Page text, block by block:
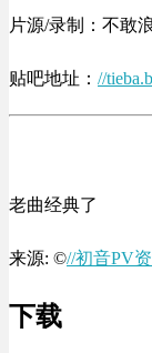
片源/录制：不敢
贴吧地址： //
老曲经典了
来源: ©//初音PV
下载